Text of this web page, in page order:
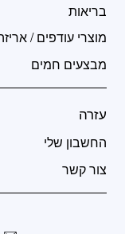
בריאות
מוצרי עודפים /
מבצעים חמים
עזרה
החשבון שלי
צור קשר